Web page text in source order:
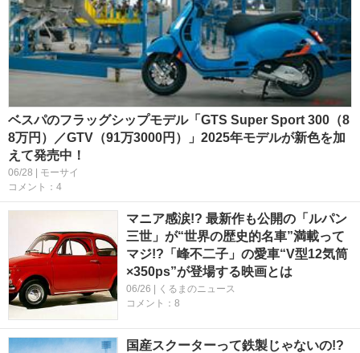
ベスパのフラッグシップモデル「GTS Super Sport 300（8
8万円）／GTV（91万3000円）」2025年モデルが新色を加
えて発売中！
06/28 | モーサイ
コメント：4
マニア感涙!? 最新作も公開の「ルパン
三世」が“世界の歴史的名車”満載って
マジ!?「峰不二子」の愛車“V型12気筒
×350ps”が登場する映画とは
06/26 | くるまのニュース
コメント：8
国産スクーターって鉄製じゃないの!?